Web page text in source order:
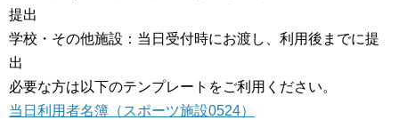
提出
学校・その他施設：当日受付時にお渡し、利用後までに提
出
必要な方は以下のテンプレートをご利用ください。
当日利用者名簿（スポーツ施設0524）